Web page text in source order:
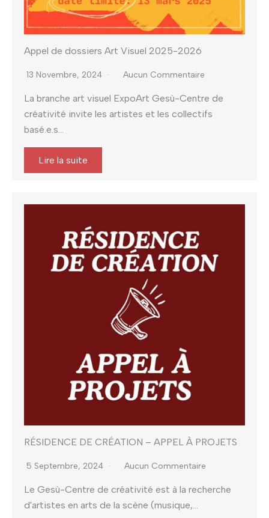
Appel de dossiers Art Visuel 2025-2026
13 Novembre, 2024 Aucun Commentaire
La branche art visuel ExpoArt Gesù-Centre de
créativité invite les artistes et les collectifs
basé.e.s...
Lire la suite
RÉSIDENCE DE CRÉATION – APPEL À PROJETS
5 Septembre, 2024 Aucun Commentaire
Le Gesù-Centre de créativité est à la recherche
d'artistes en arts de la scène (musique,...